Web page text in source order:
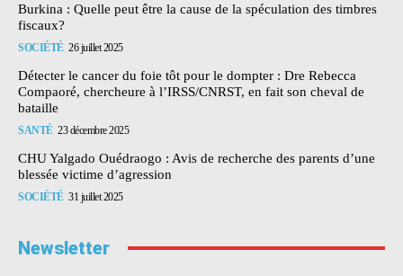
Burkina : Quelle peut être la cause de la spéculation des timbres
fiscaux?
SOCIÉTÉ 26 juillet 2025
Détecter le cancer du foie tôt pour le dompter : Dre Rebecca
Compaoré, chercheure à l’IRSS/CNRST, en fait son cheval de
bataille
SANTÉ 23 décembre 2025
CHU Yalgado Ouédraogo : Avis de recherche des parents d’une
blessée victime d’agression
SOCIÉTÉ 31 juillet 2025
Newsletter